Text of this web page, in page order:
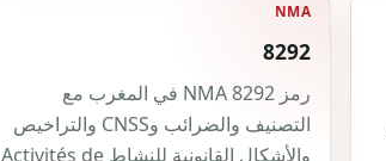
NMA
8292
رمز NMA 8292 في المغرب مع
التصنيف والضرائب وCNSS والتراخيص
والأشكال القانونية للنشاط Activités de